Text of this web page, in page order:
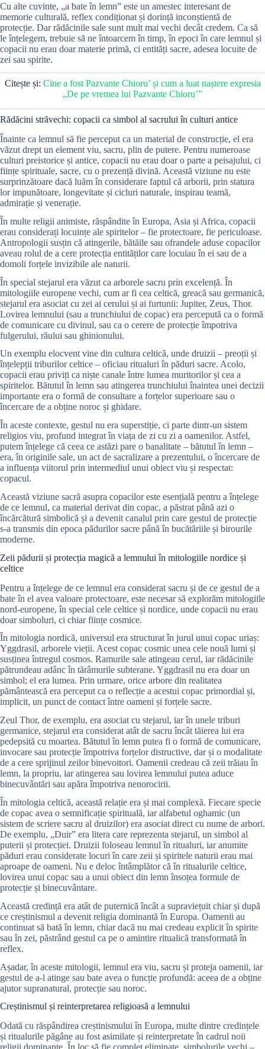
Cu alte cuvinte, „a bate în lemn” este un amestec interesant de
memorie culturală, reflex condiționat și dorință inconștientă de
protecție. Dar rădăcinile sale sunt mult mai vechi decât credem. Ca să
le înțelegem, trebuie să ne întoarcem în timp, în epoci în care lemnul și
copacii nu erau doar materie primă, ci entități sacre, adesea locuite de
zei sau spirite.
Citește și: Cine a fost Pazvante Chioru’ și cum a luat naștere expresia
„De pe vremea lui Pazvante Chioru’”
Rădăcini străvechi: copacii ca simbol al sacrului în culturi antice
Înainte ca lemnul să fie perceput ca un material de construcție, el era
văzut drept un element viu, sacru, plin de putere. Pentru numeroase
culturi preistorice și antice, copacii nu erau doar o parte a peisajului, ci
ființe spirituale, sacre, cu o prezență divină. Această viziune nu este
surprinzătoare dacă luăm în considerare faptul că arborii, prin statura
lor impunătoare, longevitate și cicluri naturale, inspirau teamă,
admirație și venerație.
În multe religii animiste, răspândite în Europa, Asia și Africa, copacii
erau considerați locuințe ale spiritelor – fie protectoare, fie periculoase.
Antropologii susțin că atingerile, bătăile sau ofrandele aduse copacilor
aveau rolul de a cere protecția entităților care locuiau în ei sau de a
domoli forțele invizibile ale naturii.
În special stejarul era văzut ca arborele sacru prin excelență. În
mitologiile europene vechi, cum ar fi cea celtică, greacă sau germanică,
stejarul era asociat cu zei ai cerului și ai furtunii: Jupiter, Zeus, Thor.
Lovirea lemnului (sau a trunchiului de copac) era percepută ca o formă
de comunicare cu divinul, sau ca o cerere de protecție împotriva
fulgerului, răului sau ghinionului.
Un exemplu elocvent vine din cultura celtică, unde druizii – preoții și
înțelepții triburilor celtice – oficiau ritualuri în păduri sacre. Acolo,
copacii erau priviți ca niște canale între lumea muritorilor și cea a
spiritelor. Bătutul în lemn sau atingerea trunchiului înaintea unei decizii
importante era o formă de consultare a forțelor superioare sau o
încercare de a obține noroc și ghidare.
În aceste contexte, gestul nu era superstiție, ci parte dintr-un sistem
religios viu, profund integrat în viața de zi cu zi a oamenilor. Astfel,
putem înțelege că ceea ce astăzi pare o banalitate – bătutul în lemn –
era, în originile sale, un act de sacralizare a prezentului, o încercare de
a influența viitorul prin intermediul unui obiect viu și respectat:
copacul.
Această viziune sacră asupra copacilor este esențială pentru a înțelege
de ce lemnul, ca material derivat din copac, a păstrat până azi o
încărcătură simbolică și a devenit canalul prin care gestul de protecție
s-a transmis din epoca pădurilor sacre până în bucătăriile și birourile
moderne.
Zeii pădurii și protecția magică a lemnului în mitologiile nordice și
celtice
Pentru a înțelege de ce lemnul era considerat sacru și de ce gestul de a
bate în el avea valoare protectoare, este necesar să explorăm mitologiile
nord-europene, în special cele celtice și nordice, unde copacii nu erau
doar simboluri, ci chiar ființe cosmice.
În mitologia nordică, universul era structurat în jurul unui copac uriaș:
Yggdrasil, arborele vieții. Acest copac cosmic unea cele nouă lumi și
susținea întregul cosmos. Ramurile sale atingeau cerul, iar rădăcinile
pătrundeau adânc în tărâmurile subterane. Yggdrasil nu era doar un
simbol; el era lumea. Prin urmare, orice arbore din realitatea
pământească era perceput ca o reflecție a acestui copac primordial și,
implicit, un punct de contact între oameni și forțele sacre.
Zeul Thor, de exemplu, era asociat cu stejarul, iar în unele triburi
germanice, stejarul era considerat atât de sacru încât tăierea lui era
pedepsită cu moartea. Bătutul în lemn putea fi o formă de comunicare,
invocare sau protecție împotriva forțelor distructive, dar și o modalitate
de a cere sprijinul zeilor binevoitori. Oamenii credeau că zeii trăiau în
lemn, la propriu, iar atingerea sau lovirea lemnului putea aduce
binecuvântări sau apăra împotriva nenorocirii.
În mitologia celtică, această relație era și mai complexă. Fiecare specie
de copac avea o semnificație spirituală, iar alfabetul oghamic (un
sistem de scriere sacru al druizilor) era asociat direct cu nume de arbori.
De exemplu, „Duir” era litera care reprezenta stejarul, un simbol al
puterii și protecției. Druizii foloseau lemnul în ritualuri, iar anumite
păduri erau considerate locuri în care zeii și spiritele naturii erau mai
aproape de oameni. Nu e deloc întâmplător că în ritualurile celtice,
lovirea unui copac sau a unui obiect din lemn însoțea formule de
protecție și binecuvântare.
Această credință era atât de puternică încât a supraviețuit chiar și după
ce creștinismul a devenit religia dominantă în Europa. Oamenii au
continuat să bată în lemn, chiar dacă nu mai credeau explicit în spirite
sau în zei, păstrând gestul ca pe o amintire ritualică transformată în
reflex.
Așadar, în aceste mitologii, lemnul era viu, sacru și proteja oamenii, iar
gestul de a-l atinge sau bate avea o funcție profundă: aceea de a obține
ajutor supranatural, protecție sau noroc.
Creștinismul și reinterpretarea religioasă a lemnului
Odată cu răspândirea creștinismului în Europa, multe dintre credințele
și ritualurile păgâne au fost asimilate și reinterpretate în cadrul noii